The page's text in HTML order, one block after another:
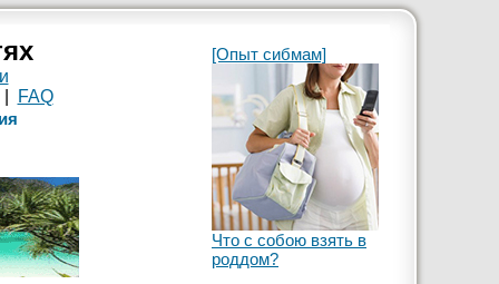
FAQ
[Опыт сибмам]
Что с собою взять в
роддом?